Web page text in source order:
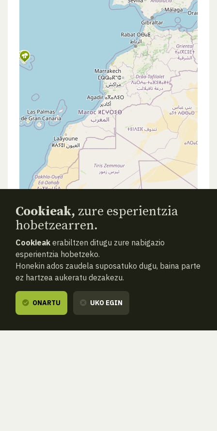
Cookieak, zure esperientzia
hobetzearren.
Cookieak erabiltzen ditugu zure nabigazio
esperientzia hobetzeko.
Honekin ados zaudela suposatuko dugu, baina parte
ez hartzea aukeratu dezakezu.
ONARTU UKO EGIN